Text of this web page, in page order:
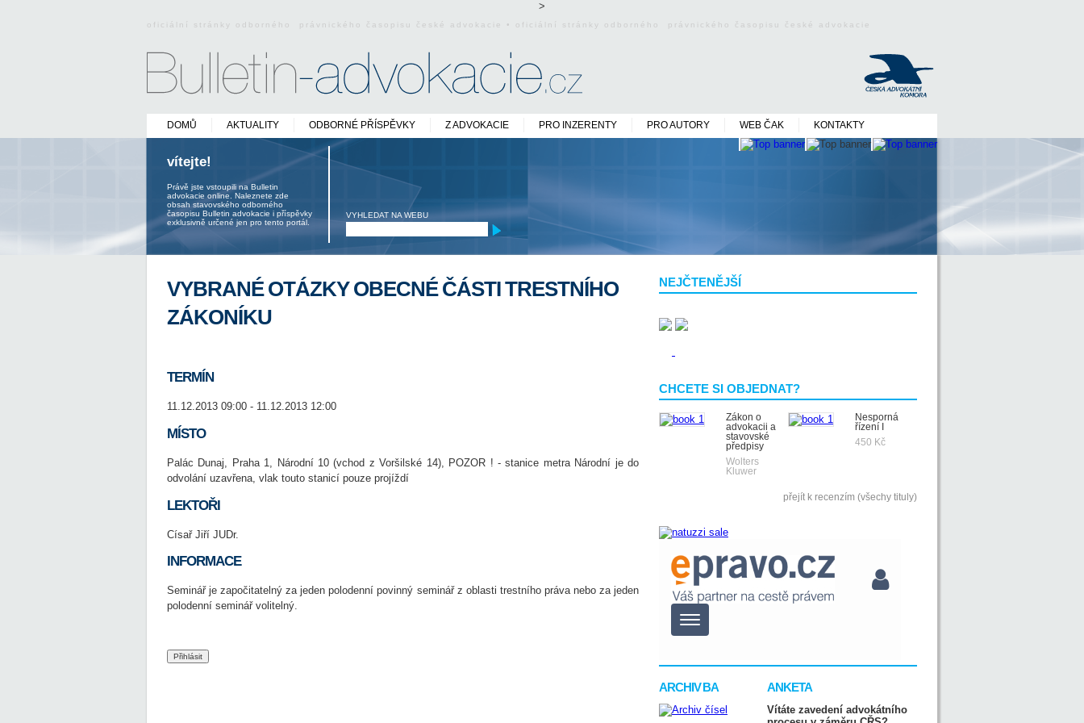
>
oficiální stránky odborného právnického časopisu české advokacie • oficiální stránky odborného právnického časopisu české advokacie
DOMŮ AKTUALITY ODBORNÉ PŘÍSPĚVKY Z ADVOKACIE PRO INZERENTY PRO AUTORY WEB ČAK KONTAKTY
vítejte!
Právě jste vstoupili na Bulletin
advokacie online. Naleznete zde
obsah stavovského odborného
časopisu Bulletin advokacie i příspěvky
exklusivně určené jen pro tento portál.
VYHLEDAT NA WEBU
NEJČTENĚJŠÍ
CHCETE SI OBJEDNAT?
Zákon o
advokacii a
stavovské
předpisy
Wolters
Kluwer
Nesporná
řízení I
450 Kč
přejít k recenzím (všechy tituly)
ARCHIV BA ANKETA
Vítáte zavedení advokátního
VYBRANÉ OTÁZKY OBECNÉ ČÁSTI TRESTNÍHO
ZÁKONÍKU
TERMÍN
11.12.2013 09:00 - 11.12.2013 12:00
MÍSTO
Palác Dunaj, Praha 1, Národní 10 (vchod z Voršilské 14), POZOR ! - stanice metra Národní je do
odvolání uzavřena, vlak touto stanicí pouze projíždí
LEKTOŘI
Císař Jiří JUDr.
INFORMACE
Seminář je započitatelný za jeden polodenní povinný seminář z oblasti trestního práva nebo za jeden
polodenní seminář volitelný.